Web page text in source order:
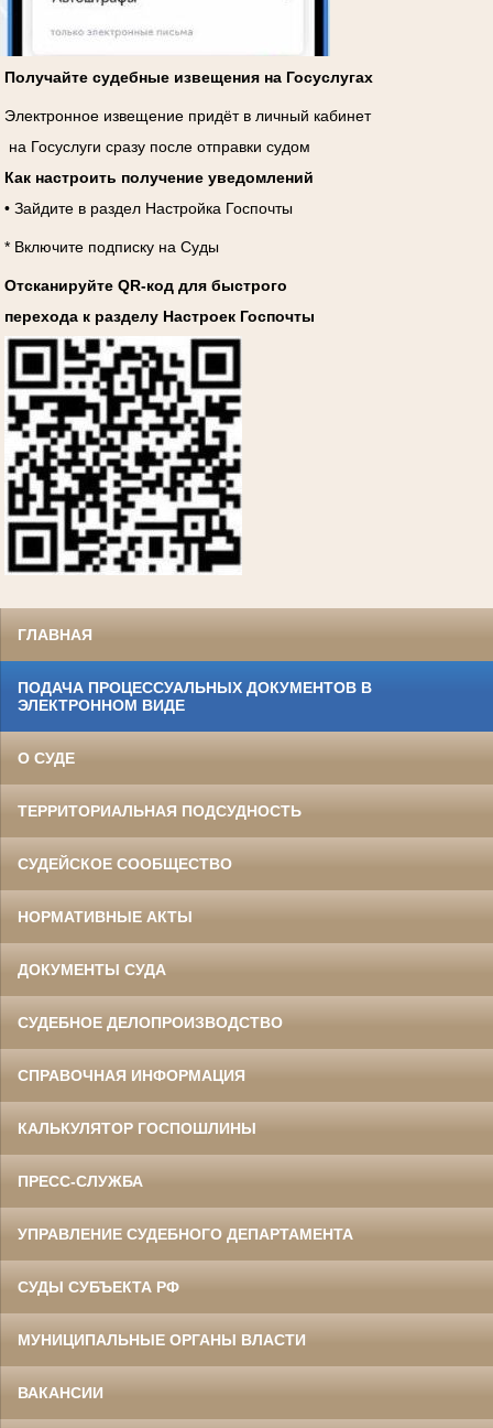
Получайте судебные извещения на Госуслугах
Электронное извещение придёт в личный кабинет
на Госуслуги сразу после отправки судом
Как настроить получение уведомлений
• Зайдите в раздел Настройка Госпочты
* Включите подписку на Суды
Отсканируйте QR-код для быстрого
перехода к разделу Настроек Госпочты
ГЛАВНАЯ
ПОДАЧА ПРОЦЕССУАЛЬНЫХ ДОКУМЕНТОВ В
ЭЛЕКТРОННОМ ВИДЕ
О СУДЕ
ТЕРРИТОРИАЛЬНАЯ ПОДСУДНОСТЬ
СУДЕЙСКОЕ СООБЩЕСТВО
НОРМАТИВНЫЕ АКТЫ
ДОКУМЕНТЫ СУДА
СУДЕБНОЕ ДЕЛОПРОИЗВОДСТВО
СПРАВОЧНАЯ ИНФОРМАЦИЯ
КАЛЬКУЛЯТОР ГОСПОШЛИНЫ
ПРЕСС-СЛУЖБА
УПРАВЛЕНИЕ СУДЕБНОГО ДЕПАРТАМЕНТА
СУДЫ СУБЪЕКТА РФ
МУНИЦИПАЛЬНЫЕ ОРГАНЫ ВЛАСТИ
ВАКАНСИИ